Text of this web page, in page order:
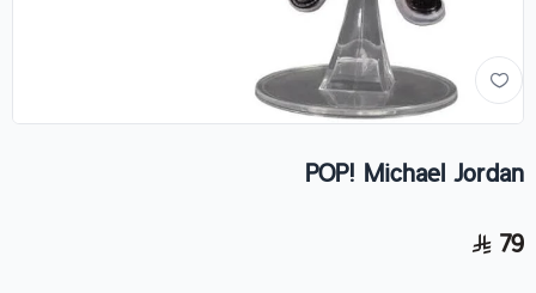
POP! Michael Jordan
79